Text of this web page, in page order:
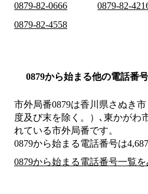
0879-82-0666
0879-82-
0879-82-4558
0879から始まる他の電話番号
市外局番0879は香川県さぬき
度及び末を除く。）､東かがわ
れている市外局番です。
0879から始まる電話番号は
0879から始まる電話番号一覧を